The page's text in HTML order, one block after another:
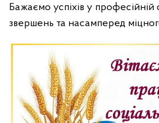
Бажаємо успіхів у
звершень та насамперед